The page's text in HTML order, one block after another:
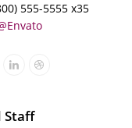
555-5555 x35
LinkedinDribbble
Staff